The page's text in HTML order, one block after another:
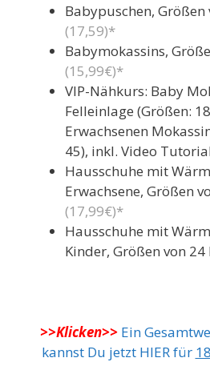
Babypuschen, Größen
(17,59)*
Babymokassins,
(15,99€)*
VIP-Nähkurs: Baby
Felleinlage (Größen:
Erwachsenen
45), inkl. Video
Hausschuhe mit
Erwachsene, Größen
(17,99€)*
Hausschuhe mit
Kinder, Größen von 24
>>Klicken>> Ein
kannst Du jetzt HIER für